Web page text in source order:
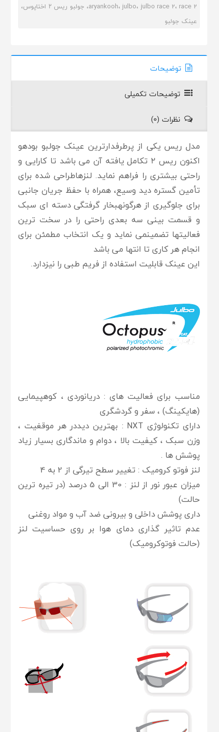
aryankooh، julbo، julbo race 2، race 2، جولبو ریس ۲ اختاپوس،
عینک جولبو
توضیحات
توضیحات تکمیلی
نظرات (0)
مدل ریس یکی از پرطرفدارترین عینک جولبو بودهو
اکنون ریس ٢ تکامل یافته آن می باشد تا کارایی و
راحتی بیشتری را فراهم نماید. لنزهاطراحی شده برای
تأمین گستره دید وسیع، همراه با حفظ جریان جانبی
برای جلوگیری از هرگونهبخار گرفتگی دسته ای سبک
و قسمت بینی سه بعدی راحتی را در سخت ترین
فعالیتها تضمینمی نماید و یک انتخاب مطمئن برای
انجام هر کاری تا انتها می باشد
این عینک قابلیت استفاده از فریم طبی را نیزدارد.
مناسب برای فعالیت های : دریانوردی ، کوهپیمایی
(هایکینگ) ، سفر و گردشگری
دارای تکنولوژی NXT : بهترین دیددر هر موقغیت ،
وزن سبک ، کیفیت بالا ، دوام و ماندگاری بسیار زیاد
پوشش ها .
لنز فوتو کرومیک : تغییر سطح تیرگی از 2 به 4
میزان عبور نور از لنز : 30 الی 5 درصد (در تیره ترین
حالت)
داری پوشش داخلی و بیرونی ضد آب و مواد روغنی
عدم تاثیر گذاری دمای هوا بر روی حساسیت لنز
(حالت فوتوکرومیک)